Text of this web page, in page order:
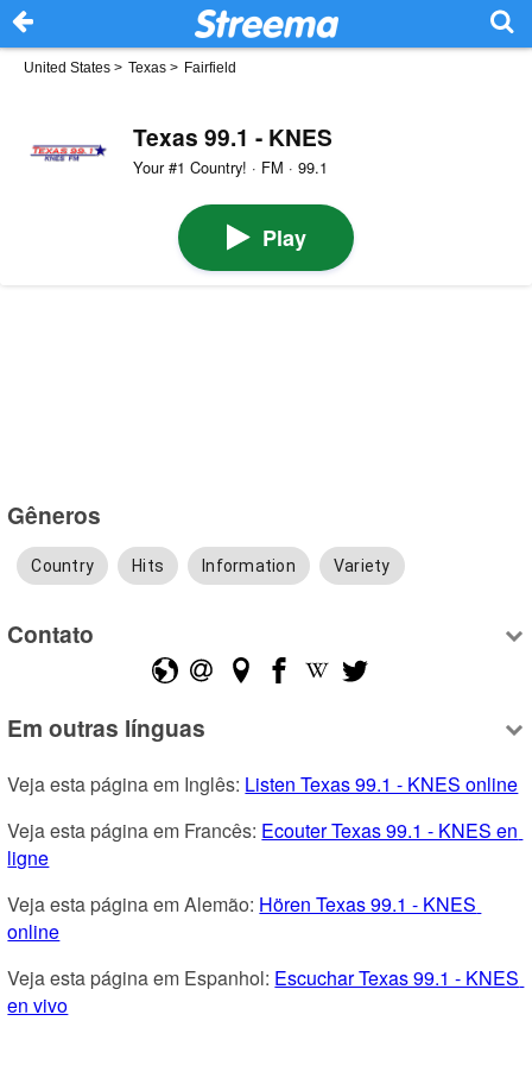
United States > Texas > Fairfield
Texas 99.1 - KNES
Your #1 Country! · FM · 99.1
Play
Gêneros
Country Hits Information Variety
Contato
Em outras línguas
Veja esta página em Inglês: Listen Texas 99.1 - KNES online
Veja esta página em Francês: Ecouter Texas 99.1 - KNES en
ligne
Veja esta página em Alemão: Hören Texas 99.1 - KNES
online
Veja esta página em Espanhol: Escuchar Texas 99.1 - KNES
en vivo